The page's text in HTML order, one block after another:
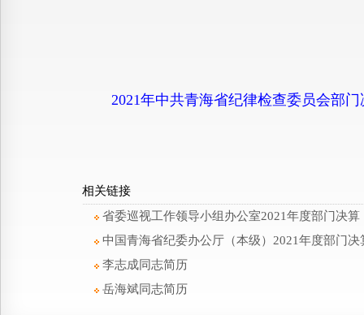
2021年中共青海省纪律检查委员会部门
相关链接
省委巡视工作领导小组办公室2021年度部门决算
中国青海省纪委办公厅（本级）2021年度部门决
李志成同志简历
岳海斌同志简历